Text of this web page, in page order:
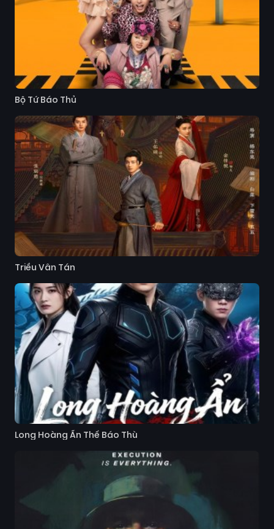
Bộ Tứ Báo Thủ
Triều Vân Tán
Long Hoàng Ẩn Thế Báo Thù